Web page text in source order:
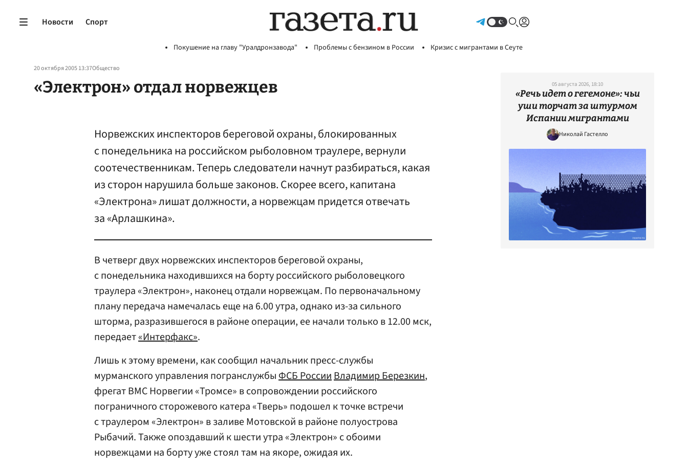
Новости Спорт
Покушение на главу "Уралдронзавода" Проблемы с бензином в России Кризис с мигрантами в Сеуте
20 октября 2005 13:37Общество
«Электрон» отдал норвежцев
Норвежских инспекторов береговой охраны, блокированных
с понедельника на российском рыболовном траулере, вернули
соотечественникам. Теперь следователи начнут разбираться, какая
из сторон нарушила больше законов. Скорее всего, капитана
«Электрона» лишат должности, а норвежцам придется отвечать
за «Арлашкина».
В четверг двух норвежских инспекторов береговой охраны,
с понедельника находившихся на борту российского рыболовецкого
траулера «Электрон», наконец отдали норвежцам. По первоначальному
плану передача намечалась еще на 6.00 утра, однако из-за сильного
шторма, разразившегося в районе операции, ее начали только в 12.00 мск,
передает«Интерфакс».
Лишь к этому времени, как сообщил начальник пресс-службы
мурманского управления погранслужбыФСБ РоссииВладимир Березкин,
фрегат ВМС Норвегии «Тромсе» в сопровождении российского
пограничного сторожевого катера «Тверь» подошел к точке встречи
с траулером «Электрон» в заливе Мотовской в районе полуострова
Рыбачий. Также опоздавший к шести утра «Электрон» с обоими
норвежцами на борту уже стоял там на якоре, ожидая их.
05 августа 2026, 18:10
«Речь идет о гегемоне»: чьи
уши торчат за штурмом
Испании мигрантами
Николай Гастелло